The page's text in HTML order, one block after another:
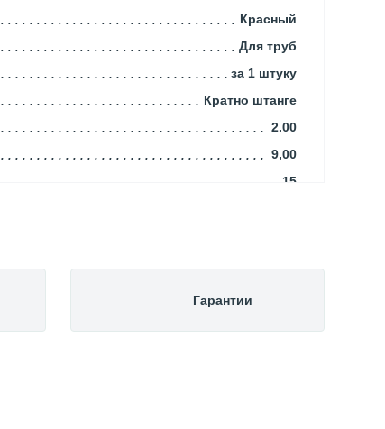
Красный
Для труб
за 1 штуку
Кратно штанге
2.00
9,00
15
Гарантии